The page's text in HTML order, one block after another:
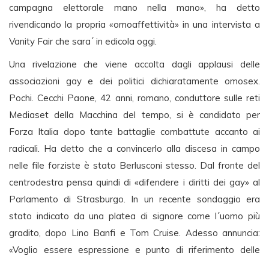
campagna elettorale mano nella mano», ha detto
rivendicando la propria «omoaffettività» in una intervista a
Vanity Fair che sara´ in edicola oggi.
Una rivelazione che viene accolta dagli applausi delle
associazioni gay e dei politici dichiaratamente omosex.
Pochi. Cecchi Paone, 42 anni, romano, conduttore sulle reti
Mediaset della Macchina del tempo, si è candidato per
Forza Italia dopo tante battaglie combattute accanto ai
radicali. Ha detto che a convincerlo alla discesa in campo
nelle file forziste è stato Berlusconi stesso. Dal fronte del
centrodestra pensa quindi di «difendere i diritti dei gay» al
Parlamento di Strasburgo. In un recente sondaggio era
stato indicato da una platea di signore come l´uomo più
gradito, dopo Lino Banfi e Tom Cruise. Adesso annuncia:
«Voglio essere espressione e punto di riferimento delle